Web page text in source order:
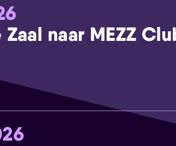
naar MEZZ